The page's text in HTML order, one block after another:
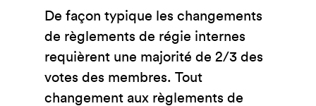
De façon typique les changements
de règlements de régie internes
requièrent une majorité de 2/3 des
votes des membres. Tout
changement aux règlements de